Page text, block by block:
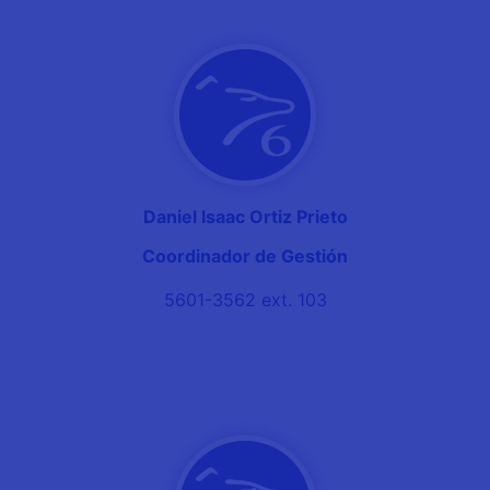
Daniel Isaac Ortiz Prieto
Coordinador de Gestión
5601-3562 ext. 103